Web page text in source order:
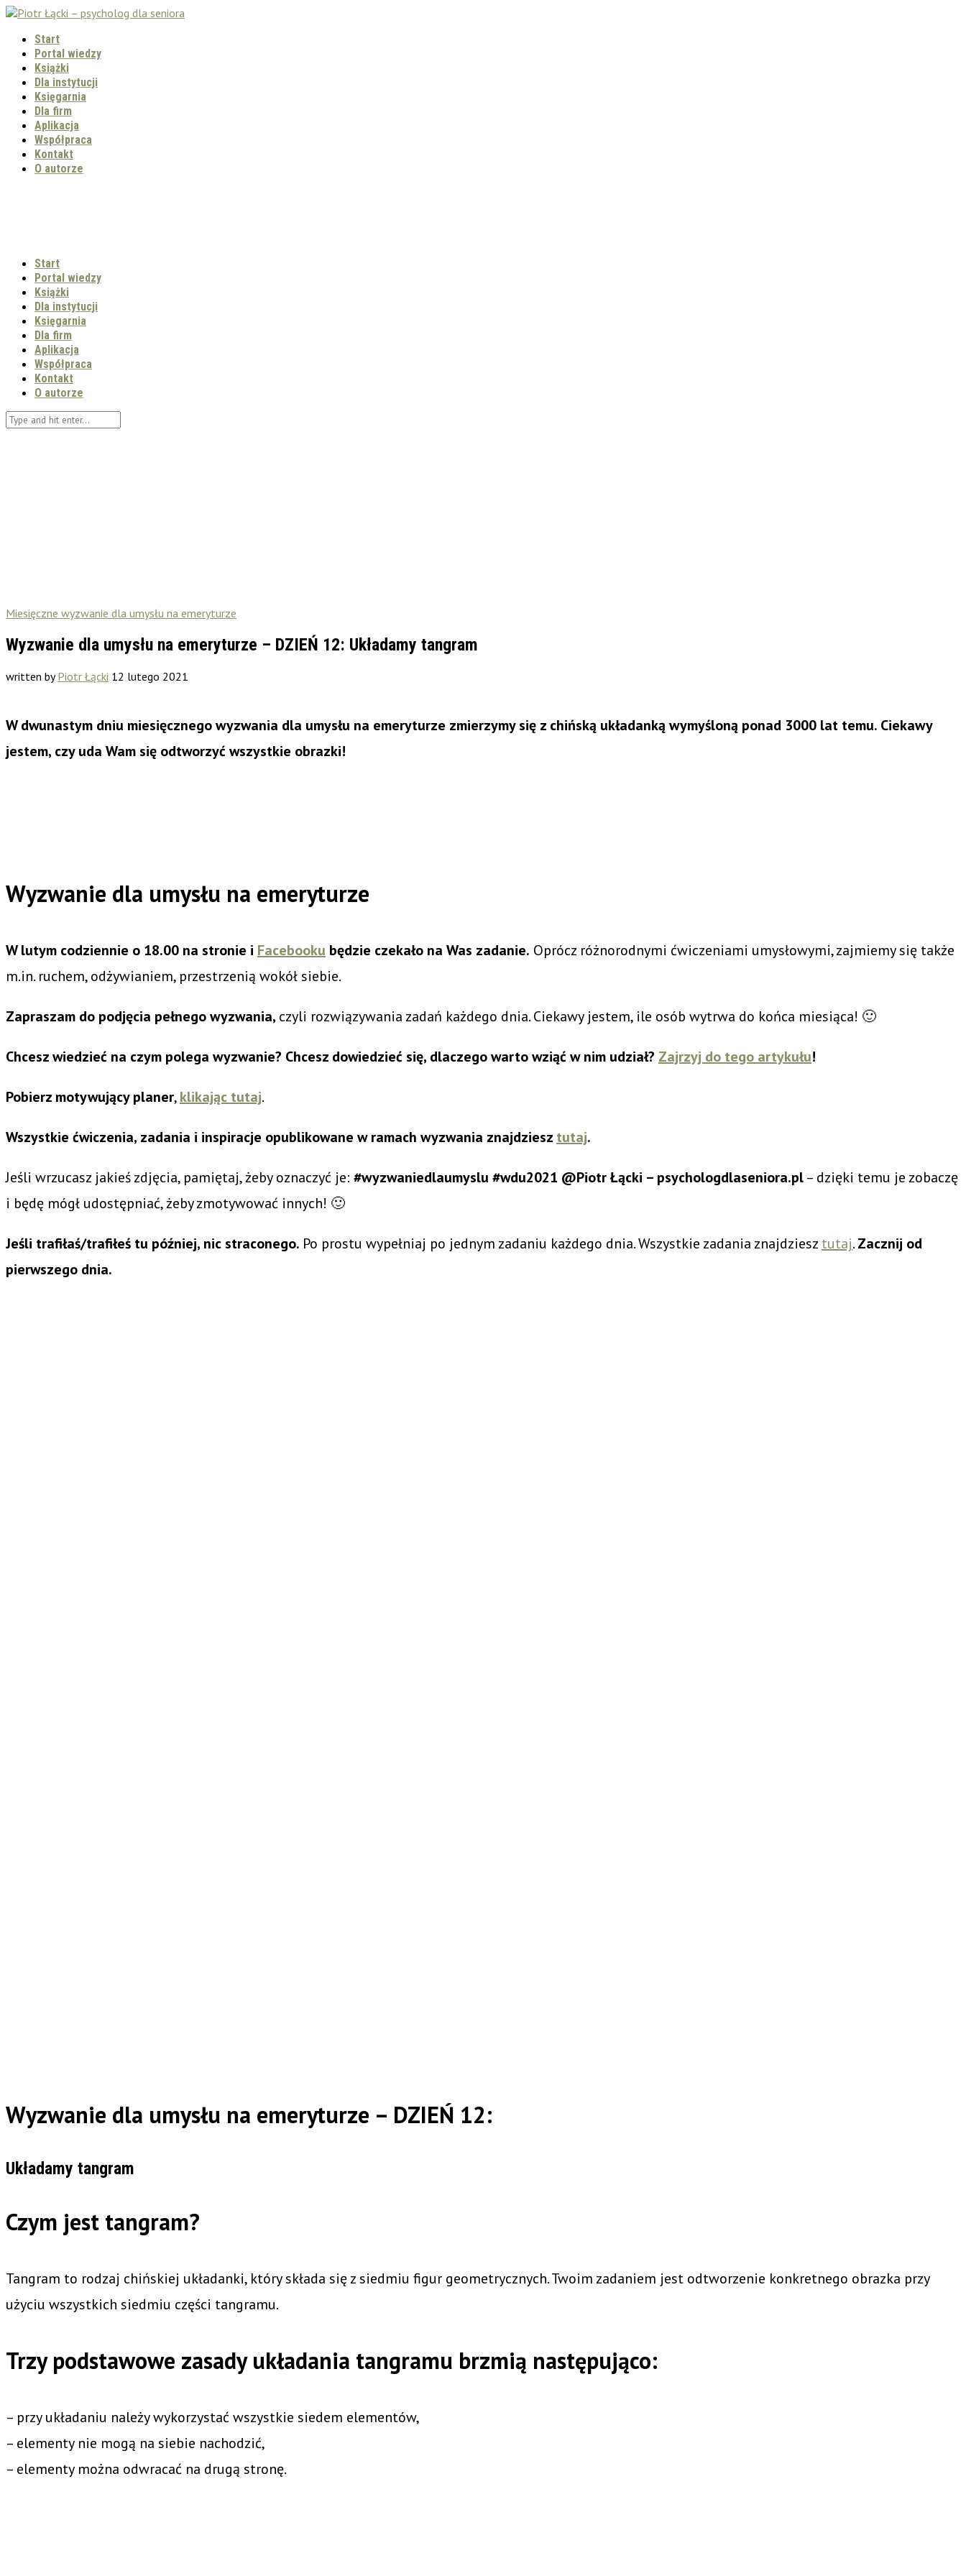
Start
Portal wiedzy
Książki
Dla instytucji
Księgarnia
Dla firm
Aplikacja
Współpraca
Kontakt
O autorze
Start
Portal wiedzy
Książki
Dla instytucji
Księgarnia
Dla firm
Aplikacja
Współpraca
Kontakt
O autorze
Miesięczne wyzwanie dla umysłu na emeryturze
Wyzwanie dla umysłu na emeryturze – DZIEŃ 12: Układamy tangram
written byPiotr Łącki 12 lutego 2021
W dwunastym dniu miesięcznego wyzwania dla umysłu na emeryturze zmierzymy się z chińską układanką wymyśloną ponad 3000 lat temu. Ciekawy
jestem, czy uda Wam się odtworzyć wszystkie obrazki!
Wyzwanie dla umysłu na emeryturze
W lutym codziennie o 18.00 na stronie i Facebooku będzie czekało na Was zadanie. Oprócz różnorodnymi ćwiczeniami umysłowymi, zajmiemy się także
m.in. ruchem, odżywianiem, przestrzenią wokół siebie.
Zapraszam do podjęcia pełnego wyzwania, czyli rozwiązywania zadań każdego dnia. Ciekawy jestem, ile osób wytrwa do końca miesiąca! 🙂
Chcesz wiedzieć na czym polega wyzwanie? Chcesz dowiedzieć się, dlaczego warto wziąć w nim udział? Zajrzyj do tego artykułu!
Pobierz motywujący planer,klikając tutaj.
Wszystkie ćwiczenia, zadania i inspiracje opublikowane w ramach wyzwania znajdziesz tutaj.
Jeśli wrzucasz jakieś zdjęcia, pamiętaj, żeby oznaczyć je: #wyzwaniedlaumyslu #wdu2021 @Piotr Łącki – psychologdlaseniora.pl– dzięki temu je zobaczę
i będę mógł udostępniać, żeby zmotywować innych! 🙂
Jeśli trafiłaś/trafiłeś tu później, nic straconego. Po prostu wypełniaj po jednym zadaniu każdego dnia. Wszystkie zadania znajdziesz tutaj.Zacznij od
pierwszego dnia.
Wyzwanie dla umysłu na emeryturze – DZIEŃ 12:
Układamy tangram
Czym jest tangram?
Tangram to rodzaj chińskiej układanki, który składa się z siedmiu figur geometrycznych. Twoim zadaniem jest odtworzenie konkretnego obrazka przy
użyciu wszystkich siedmiu części tangramu.
Trzy podstawowe zasady układania tangramu brzmią następująco:
– przy układaniu należy wykorzystać wszystkie siedem elementów,
– elementy nie mogą na siebie nachodzić,
– elementy można odwracać na drugą stronę.